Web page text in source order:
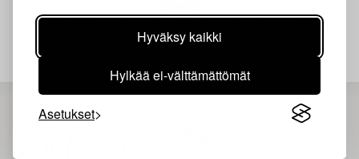
Hyväksy kaikki
Hylkää ei-välttämättömät
Asetukset
Juuri nyt ei löytynyt hakuasi vastaavia kohteita.